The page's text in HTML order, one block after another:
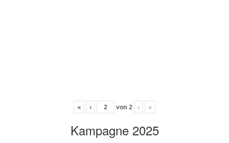
« ‹ von 2 › »
Kampagne 2025